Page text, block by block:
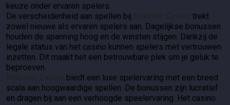
keuze onder ervaren spelers.
De verscheidenheid aan spellen bij
trekt
zowel nieuwe als ervaren spelers aan. Dagelijkse bonussen
houden de spanning hoog en de winsten stijgen. Dankzij de
legale status van het casino kunnen spelers met vertrouwen
inzetten. Dit maakt het een betrouwbare plek om je geluk te
beproeven.
biedt een luxe spelervaring met een breed
scala aan hoogwaardige spellen. De bonussen zijn lucratief
en dragen bij aan een verhoogde speelervaring. Het casino